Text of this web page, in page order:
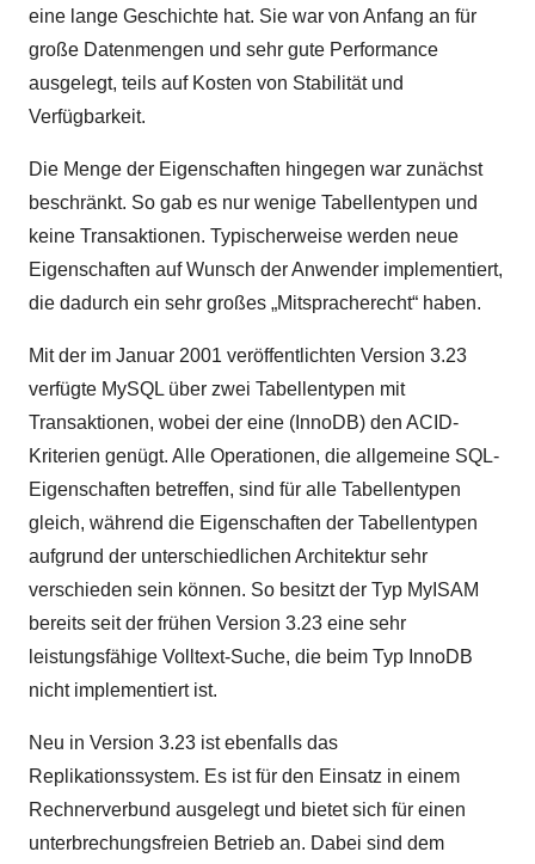
eine lange Geschichte hat. Sie war von Anfang an für
große Datenmengen und sehr gute Performance
ausgelegt, teils auf Kosten von Stabilität und
Verfügbarkeit.
Die Menge der Eigenschaften hingegen war zunächst
beschränkt. So gab es nur wenige Tabellentypen und
keine Transaktionen. Typischerweise werden neue
Eigenschaften auf Wunsch der Anwender implementiert,
die dadurch ein sehr großes „Mitspracherecht“ haben.
Mit der im Januar 2001 veröffentlichten Version 3.23
verfügte MySQL über zwei Tabellentypen mit
Transaktionen, wobei der eine (InnoDB) den ACID-
Kriterien genügt. Alle Operationen, die allgemeine SQL-
Eigenschaften betreffen, sind für alle Tabellentypen
gleich, während die Eigenschaften der Tabellentypen
aufgrund der unterschiedlichen Architektur sehr
verschieden sein können. So besitzt der Typ MyISAM
bereits seit der frühen Version 3.23 eine sehr
leistungsfähige Volltext-Suche, die beim Typ InnoDB
nicht implementiert ist.
Neu in Version 3.23 ist ebenfalls das
Replikationssystem. Es ist für den Einsatz in einem
Rechnerverbund ausgelegt und bietet sich für einen
unterbrechungsfreien Betrieb an. Dabei sind dem